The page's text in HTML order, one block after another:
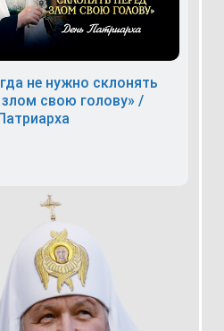
не нужно склонять
злом свою голову» /